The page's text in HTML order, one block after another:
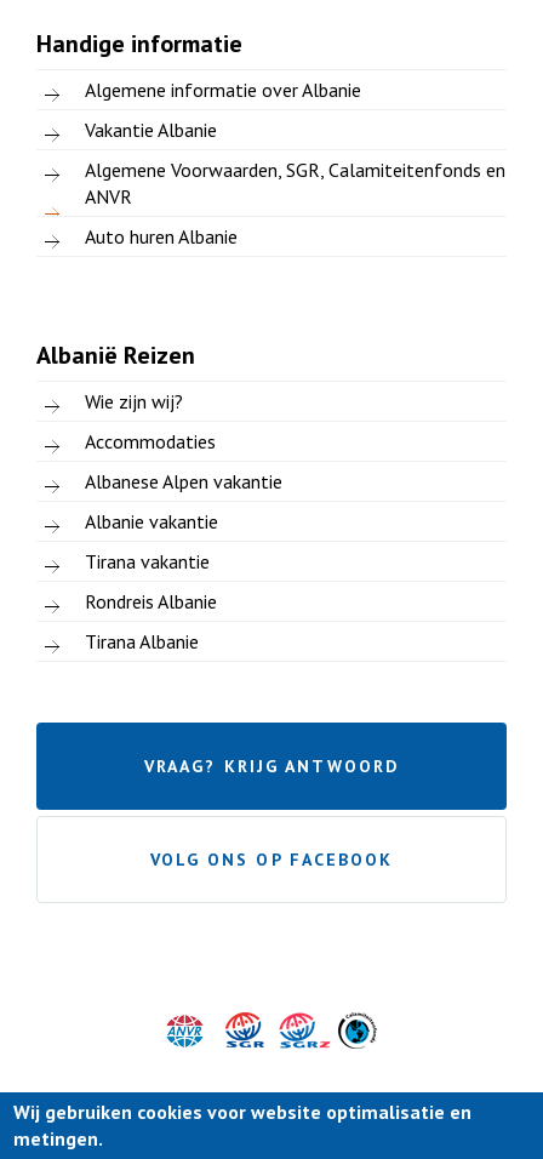
Handige informatie
Algemene informatie over Albanie
Vakantie Albanie
Algemene Voorwaarden, SGR, Calamiteitenfonds en
ANVR
Auto huren Albanie
Albanië Reizen
Wie zijn wij?
Accommodaties
Albanese Alpen vakantie
Albanie vakantie
Tirana vakantie
Rondreis Albanie
Tirana Albanie
VRAAG? KRIJG ANTWOORD
VOLG ONS OP FACEBOOK
Wij gebruiken cookies voor website optimalisatie en
metingen.